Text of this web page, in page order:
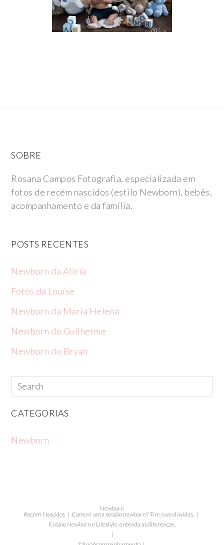
SOBRE
Rosana Campos Fotografia, especializada em
fotos de recém nascidos (estilo Newborn), bebês,
acompanhamento e da família.
POSTS RECENTES
Newborn da Alícia
Fotos da Louíse
Newborn da Maria Helena
Newborn do Guilherme
Newborn do Bryan
CATEGORIAS
Newborn
Newborn
Recém Nascidos
Como é uma sessão newborn? Tire suas dúvidas.
Ensaio Newborn e Lifestyle, entenda as diferenças.